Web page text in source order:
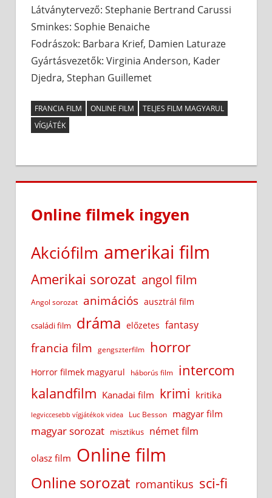
Látványtervező: Stephanie Bertrand Carussi
Sminkes: Sophie Benaiche
Fodrászok: Barbara Krief, Damien Laturaze
Gyártásvezetők: Virginia Anderson, Kader
Djedra, Stephan Guillemet
FRANCIA FILM ONLINE FILM
TELJES FILM MAGYARUL
VÍGJÁTÉK
Online filmek ingyen
Akciófilm amerikai film
Amerikai sorozat angol film
Angol sorozat animációs ausztrál film
családi film dráma előzetes fantasy
francia film gengszterfilm horror
Horror filmek magyarul háborús film intercom
kalandfilm Kanadai film krimi kritika
legviccesebb vígjátékok videa Luc Besson magyar film
magyar sorozat misztikus német film
olasz film Online film
Online sorozat romantikus sci-fi